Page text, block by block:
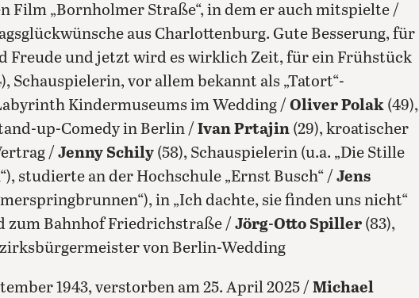
Film „Bornholmer Straße“, in dem er auch mitspielte /
aus Charlottenburg. Gute Besserung, für
Freude und jetzt wird es wirklich Zeit, für ein Frühstück
Schauspielerin, vor allem bekannt als „Tatort“-
Kindermuseums im Wedding / Oliver Polak (49),
up-Comedy in Berlin / Ivan Prtajin (29), kroatischer
/ Jenny Schily (58), Schauspielerin (u.a. „Die Stille
studierte an der Hochschule „Ernst Busch“ / Jens
in „Ich dachte, sie finden uns nicht“
zum Bahnhof Friedrichstraße / Jörg-Otto Spiller (83),
von Berlin-Wedding
1943, verstorben am 25. April 2025 / Michael